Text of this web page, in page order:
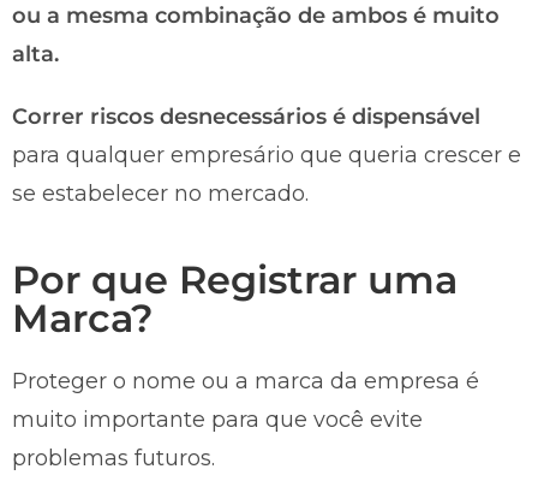
ou a mesma combinação de ambos é muito
alta.
Correr riscos desnecessários é dispensável
para qualquer empresário que queria crescer e
se estabelecer no mercado.
Por que Registrar uma
Marca?
Proteger o nome ou a marca da empresa é
muito importante para que você evite
problemas futuros.